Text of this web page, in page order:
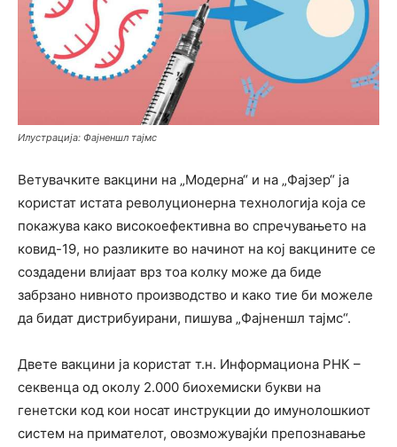
Илустрација: Фајненшл тајмс
Ветувачките вакцини на „Модерна“ и на „Фајзер“ ја
користат истата револуционерна технологија која се
покажува како високоефективна во спречувањето на
ковид-19, но разликите во начинот на кој вакцините се
создадени влијаат врз тоа колку може да биде
забрзано нивното производство и како тие би можеле
да бидат дистрибуирани, пишува „Фајненшл тајмс“.
Двете вакцини ја користат т.н. Информациона РНК –
секвенца од околу 2.000 биохемиски букви на
генетски код кои носат инструкции до имунолошкиот
систем на примателот, овозможувајќи препознавање